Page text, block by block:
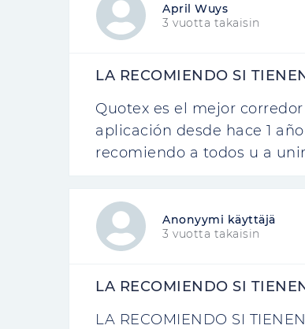
April Wuys
3 vuotta takaisin
LA RECOMIENDO SI
Quotex es el mejor
aplicación desde hace 1
recomiendo a todos u a
Anonyymi käyttäjä
3 vuotta takaisin
LA RECOMIENDO SI
LA RECOMIENDO SI